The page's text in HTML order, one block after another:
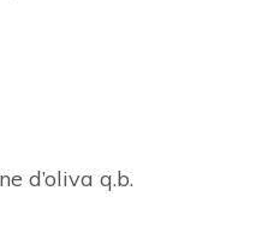
d’oliva q.b.